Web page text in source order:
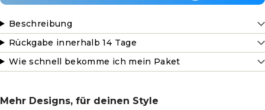
Beschreibung
Rückgabe innerhalb 14 Tage
Wie schnell bekomme ich mein Paket
Mehr Designs, für deinen Style